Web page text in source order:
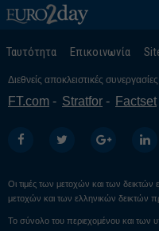
Ταυτότητα Επικοινωνία
Διεθνείς αποκλειστικές συνεργασίες:
FT.com Stratfor Factset
Οι τιμές των μετοχών και των δεικτών
μετοχών και των ελληνικών δεικτών
Το σύνολο του περιεχομένου και των